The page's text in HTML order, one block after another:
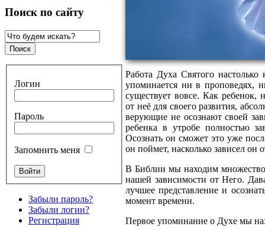
Поиск по сайту
Логин
Пароль
Запомнить меня
Забыли пароль?
Забыли логин?
Регистрация
Работа Духа Святого
упоминается ни в проповедях,
существует вовсе. Как
от неё для своего развития,
верующие не осознают своей
ребенка в утробе полностью
Осознать он сможет это уже
он поймет, насколько зависел он
В Библии мы находим
нашей зависимости от Него.
лучшее представление и
момент времени.
Первое упоминание о Духе мы